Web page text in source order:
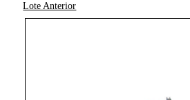
Lote Anterior